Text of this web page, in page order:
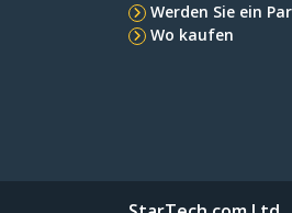
Werden Sie ein
Wo kaufen